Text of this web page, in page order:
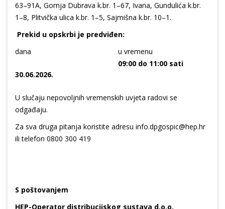
63–91A, Gornja Dubrava k.br. 1–67, Ivana, Gundulića k.br.
1–8, Plitvička ulica k.br. 1–5, Sajmišna k.br. 10–1.
Prekid u opskrbi je predviđen:
dana
u vremenu
30.06.2026.
09:00 do 11:00 sati
U slučaju nepovoljnih vremenskih uvjeta radovi se
odgađaju.
Za sva druga pitanja koristite adresu info.dpgospic@hep.hr
ili telefon 0800 300 419
S poštovanjem
HEP-Operator distribucijskog sustava d.o.o.